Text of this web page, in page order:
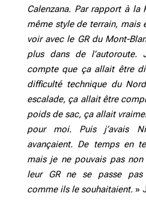
Calenzana. Par rapport à la
même style de terrain, mais
voir avec le GR du Mont-
plus dans de
compte que ça allait être
difficulté technique du
escalade, ça allait être
poids de sac, ça allait
pour moi. Puis j’avais
avançaient. De temps en
mais je ne pouvais pas
leur GR ne se passe
comme ils le souhaitaient. »